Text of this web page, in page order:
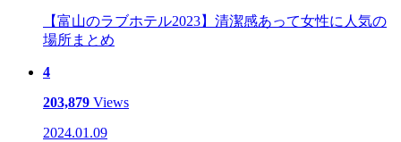
【富山のラブホテル2023】清潔感あって女性に人気の
場所まとめ
4
203,879 Views
2024.01.09